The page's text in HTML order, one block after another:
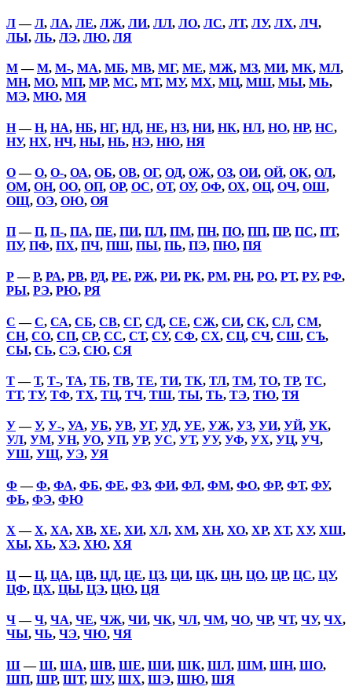
Л—Л, ЛА, ЛЕ, ЛЖ, ЛИ, ЛЛ, ЛО, ЛС, ЛТ, ЛУ, ЛХ, ЛЧ,
ЛЫ, ЛЬ, ЛЭ, ЛЮ, ЛЯ
М—М, М-, МА, МБ, МВ, МГ, МЕ, МЖ, МЗ, МИ, МК, МЛ,
МН, МО, МП, МР, МС, МТ, МУ, МХ, МЦ, МШ, МЫ, МЬ,
МЭ, МЮ, МЯ
Н—Н, НА, НБ, НГ, НД, НЕ, НЗ, НИ, НК, НЛ, НО, НР, НС,
НУ, НХ, НЧ, НЫ, НЬ, НЭ, НЮ, НЯ
О—О, О-, ОА, ОБ, ОВ, ОГ, ОД, ОЖ, ОЗ, ОИ, ОЙ, ОК, ОЛ,
ОМ, ОН, ОО, ОП, ОР, ОС, ОТ, ОУ, ОФ, ОХ, ОЦ, ОЧ, ОШ,
ОЩ, ОЭ, ОЮ, ОЯ
П—П, П-, ПА, ПЕ, ПИ, ПЛ, ПМ, ПН, ПО, ПП, ПР, ПС, ПТ,
ПУ, ПФ, ПХ, ПЧ, ПШ, ПЫ, ПЬ, ПЭ, ПЮ, ПЯ
Р—Р, РА, РВ, РД, РЕ, РЖ, РИ, РК, РМ, РН, РО, РТ, РУ, РФ,
РЫ, РЭ, РЮ, РЯ
С —С, СА, СБ, СВ, СГ, СД, СЕ, СЖ, СИ, СК, СЛ, СМ,
СН, СО, СП, СР, СС, СТ, СУ, СФ, СХ, СЦ, СЧ, СШ, СЪ,
СЫ, СЬ, СЭ, СЮ, СЯ
Т—Т, Т-, ТА, ТБ, ТВ, ТЕ, ТИ, ТК, ТЛ, ТМ, ТО, ТР, ТС,
ТТ, ТУ, ТФ, ТХ, ТЦ, ТЧ, ТШ, ТЫ, ТЬ, ТЭ, ТЮ, ТЯ
У—У, У-, УА, УБ, УВ, УГ, УД, УЕ, УЖ, УЗ, УИ, УЙ, УК,
УЛ, УМ, УН, УО, УП, УР, УС, УТ, УУ, УФ, УХ, УЦ, УЧ,
УШ, УЩ, УЭ, УЯ
Ф —Ф, ФА, ФБ, ФЕ, ФЗ, ФИ, ФЛ, ФМ, ФО, ФР, ФТ, ФУ,
ФЬ, ФЭ, ФЮ
Х —Х, ХА, ХВ, ХЕ, ХИ, ХЛ, ХМ, ХН, ХО, ХР, ХТ, ХУ, ХШ,
ХЫ, ХЬ, ХЭ, ХЮ, ХЯ
Ц—Ц, ЦА, ЦВ, ЦД, ЦЕ, ЦЗ, ЦИ, ЦК, ЦН, ЦО, ЦР, ЦС, ЦУ,
ЦФ, ЦХ, ЦЫ, ЦЭ, ЦЮ, ЦЯ
Ч—Ч, ЧА, ЧЕ, ЧЖ, ЧИ, ЧК, ЧЛ, ЧМ, ЧО, ЧР, ЧТ, ЧУ, ЧХ,
ЧЫ, ЧЬ, ЧЭ, ЧЮ, ЧЯ
Ш—Ш, ША, ШВ, ШЕ, ШИ, ШК, ШЛ, ШМ, ШН, ШО,
ШП, ШР, ШТ, ШУ, ШХ, ШЭ, ШЮ, ШЯ